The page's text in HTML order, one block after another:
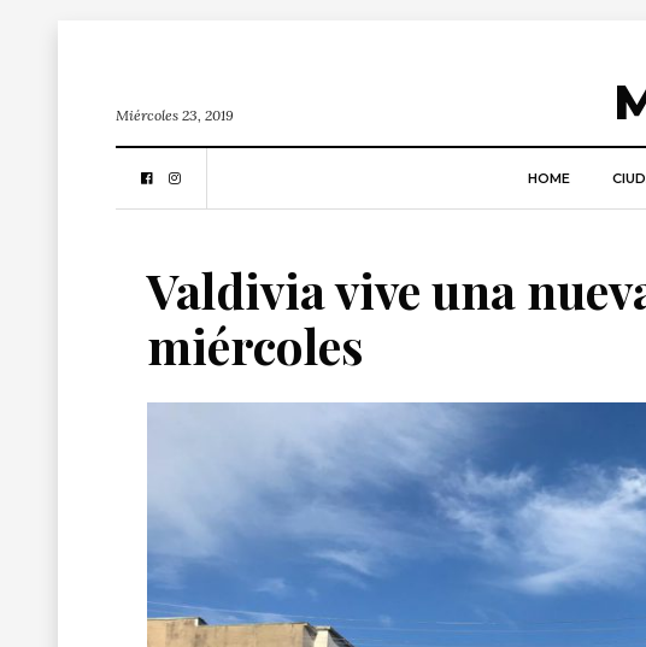
Miércoles 23, 2019
HOME
Valdivia vive una
miércoles